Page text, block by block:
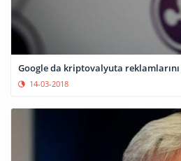
Google da kriptovalyuta
14-03-2018